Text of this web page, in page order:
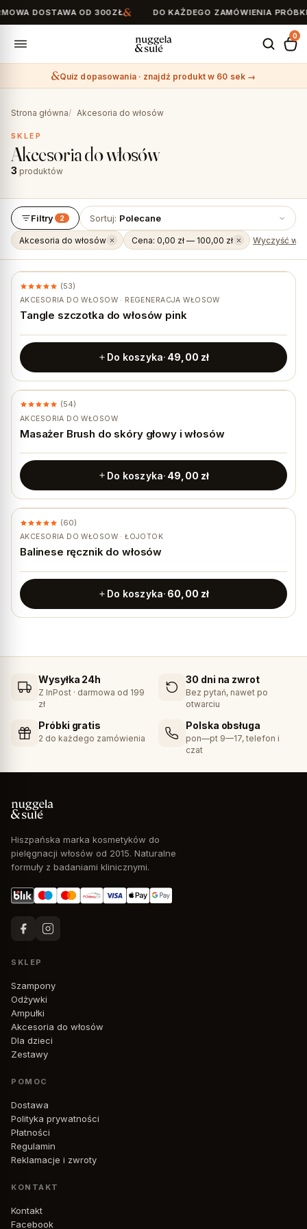
DOSTAWA OD 300ZŁ DO KAŻDEGO ZAMÓWIENIA PRÓBKI
0
Quiz dopasowania · znajdź produkt w 60 sek →
Strona główna Akcesoria do włosów
SKLEP
Akcesoria do włosów
3 produktów
Filtry 2
Akcesoria do włosów Cena: 0,00 zł — 100,00 zł Wyczyść
Sortuj: Polecane
AKCESORIA DO WŁOSÓW · REGENERACJA WŁOSÓW
Tangle szczotka do włosów pink
(53)
Do koszyka 49,00 zł
AKCESORIA DO WŁOSÓW
Masażer Brush do skóry głowy i włosów
(54)
Do koszyka 49,00 zł
AKCESORIA DO WŁOSÓW · ŁOJOTOK
Balinese ręcznik do włosów
(60)
Do koszyka 60,00 zł
Wysyłka 24h
Z InPost · darmowa od 199
zł
30 dni na zwrot
Bez pytań, nawet po
otwarciu
Próbki gratis
2 do każdego zamówienia
Polska obsługa
pon—pt 9—17, telefon i
czat
Hiszpańska marka kosmetyków do
pielęgnacji włosów od 2015. Naturalne
formuły z badaniami klinicznymi.
SKLEP
Szampony
Odżywki
Ampułki
Akcesoria do włosów
Dla dzieci
Zestawy
POMOC
Dostawa
Polityka prywatności
Płatności
Regulamin
Reklamacje i zwroty
KONTAKT
Kontakt
Facebook